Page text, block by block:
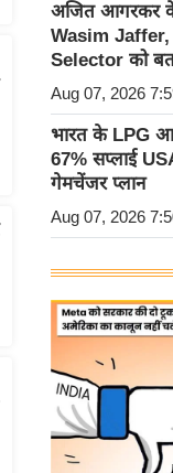
अजित आगरकर के
Wasim Jaffer,
Selector को
Aug 07, 2026
भारत के LPG
67% सप्लाई
गेमचेंजर प्लान
Aug 07, 2026